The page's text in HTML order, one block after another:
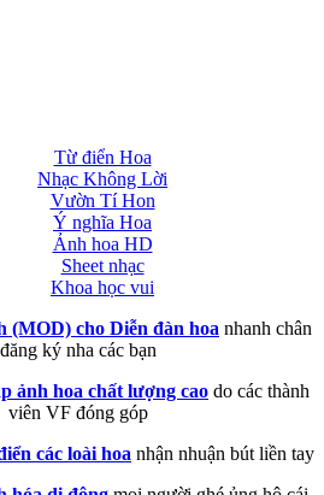
Từ điển Hoa
Nhạc Không Lời
Vườn Tí Hon
Ý nghĩa Hoa
Ảnh hoa HD
Sheet nhạc
Khoa học vui
(MOD) cho Diễn đàn hoa nhanh chân
đăng ký nha các bạn
ảnh hoa chất lượng cao do các thành
viên VF đóng góp
các loài hoa nhận nhuận bút liền tay